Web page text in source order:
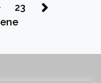
23